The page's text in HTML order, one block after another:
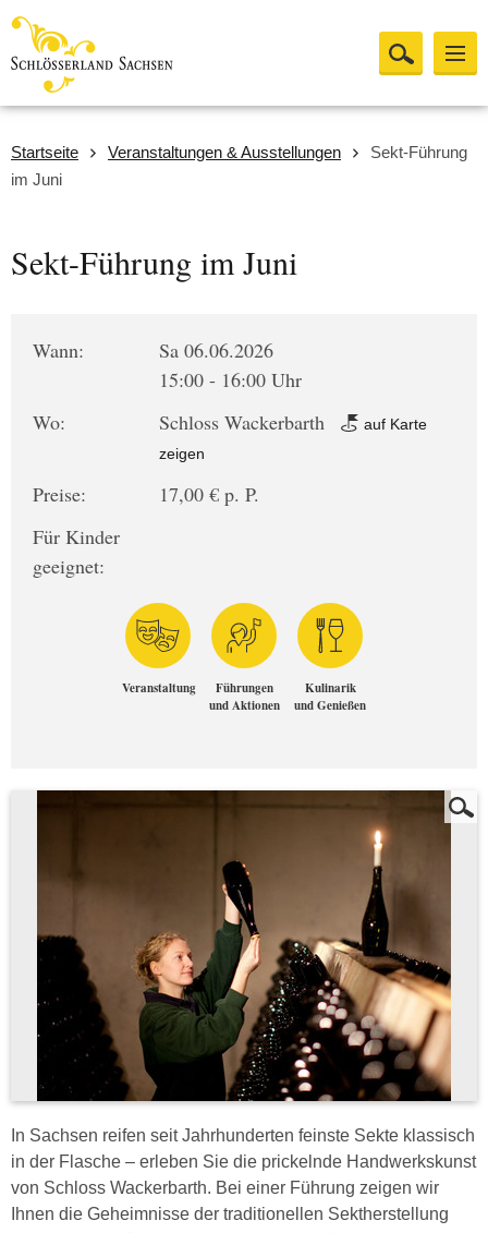
Startseite Veranstaltungen & Ausstellungen
Sekt-Führung
im Juni
Sekt-Führung im Juni
Wann:
Sa 06.06.2026
15:00 - 16:00 Uhr
Wo:
Schloss Wackerbarth
auf Karte
zeigen
Preise:
17,00 € p. P.
Für Kinder
geeignet:
Veranstaltung
Führungen
und Aktionen
Kulinarik
und Genießen
In Sachsen reifen seit Jahrhunderten feinste Sekte klassisch
in der Flasche – erleben Sie die prickelnde Handwerkskunst
von Schloss Wackerbarth. Bei einer Führung zeigen wir
Ihnen die Geheimnisse der traditionellen Sektherstellung